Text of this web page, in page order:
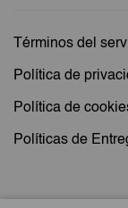
Términos del
Política de
Política de
Políticas de